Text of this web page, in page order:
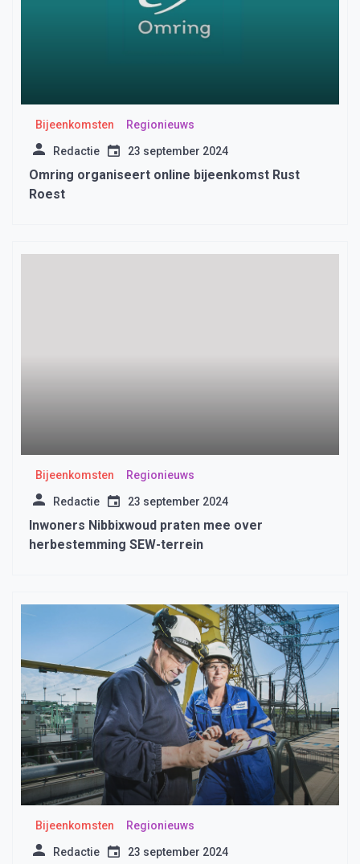
Bijeenkomsten Regionieuws
Redactie 23 september 2024
Omring organiseert online bijeenkomst Rust
Roest
Bijeenkomsten Regionieuws
Redactie 23 september 2024
Inwoners Nibbixwoud praten mee over
herbestemming SEW-terrein
Bijeenkomsten Regionieuws
Redactie 23 september 2024